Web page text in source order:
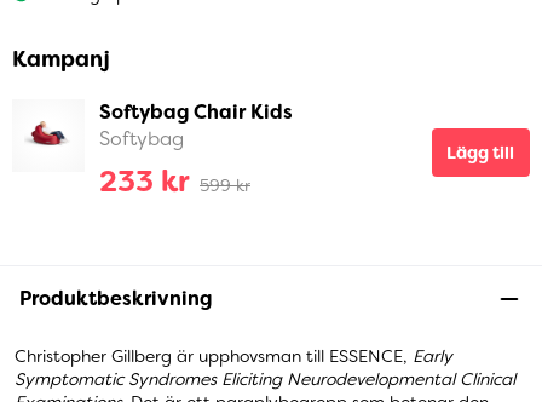
Kampanj
Softybag Chair Kids
Softybag
233 kr 599 kr
Lägg till
Produktbeskrivning
Christopher Gillberg är upphovsman till ESSENCE, Early
Symptomatic Syndromes Eliciting Neurodevelopmental Clinical